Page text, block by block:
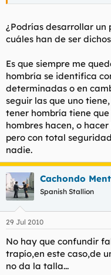
¿Podrías desarrollar un
cuáles han de ser
Es que siempre me
hombría se identifica
determinadas o en
seguir las que uno
tener hombría tiene
hombres hacen, o
pero con total
nadie.
Cachondo
Spanish Stallion
29 Jul 2010
No hay que confundir
trapío,en este caso,de
no da la talla...